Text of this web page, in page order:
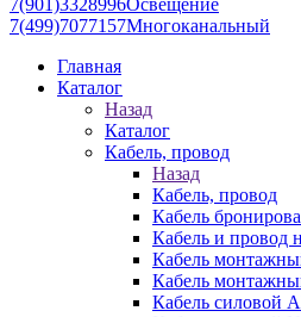
7(901)3328996Освещение
7(499)7077157Многоканальный
Главная
Каталог
Назад
Каталог
Кабель, провод
Назад
Кабель, провод
Кабель
Кабель и провод
Кабель
Кабель
Кабель